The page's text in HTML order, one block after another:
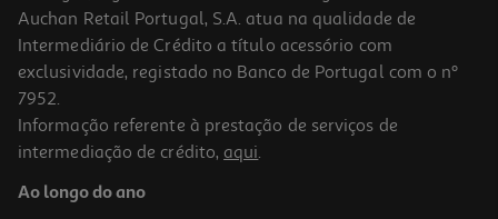
Auchan Retail Portugal, S.A. atua na qualidade de
Intermediário de Crédito a título acessório com
exclusividade, registado no Banco de Portugal com o nº
7952.
Informação referente à prestação de serviços de
intermediação de crédito, aqui.
Ao longo do ano